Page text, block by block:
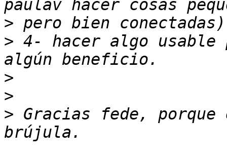
>
> 4- hacer algo usable
>
>
> Gracias fede,